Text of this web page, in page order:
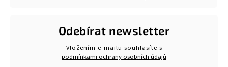
Odebírat newsletter
Vložením e-mailu souhlasíte s
podmínkami ochrany osobních údajů